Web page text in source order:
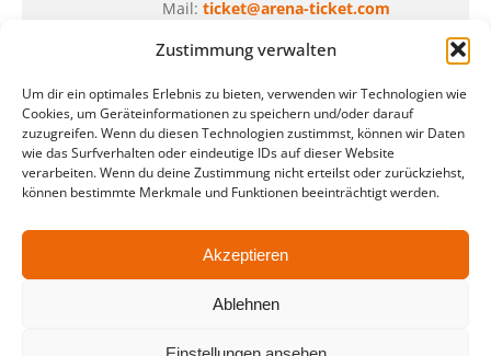
Zustimmung verwalten
Um dir ein optimales Erlebnis zu bieten, verwenden wir Technologien wie
Cookies, um Geräteinformationen zu speichern und/oder darauf
zuzugreifen. Wenn du diesen Technologien zustimmst, können wir Daten
wie das Surfverhalten oder eindeutige IDs auf dieser Website
verarbeiten. Wenn du deine Zustimmung nicht erteilst oder zurückziehst,
können bestimmte Merkmale und Funktionen beeinträchtigt werden.
Akzeptieren
Ablehnen
Mail: ticket@arena-ticket.com
unsere Sonderöffnungszeiten im Sommer:
in der Zeit vom 06.07. – 07.08.2026
Montag – Freitag: 10-18 Uhr Samstag:
Standort
QUARTERBACK Immobilien ARENA